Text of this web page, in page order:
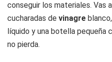
conseguir los materiales. Vas
cucharadas de vinagre
líquido y una botella pequeña
no pierda.